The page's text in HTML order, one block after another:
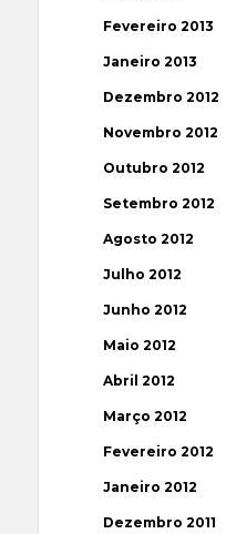
Fevereiro 2013
Janeiro 2013
Dezembro 2012
Novembro 2012
Outubro 2012
Setembro 2012
Agosto 2012
Julho 2012
Junho 2012
Maio 2012
Abril 2012
Março 2012
Fevereiro 2012
Janeiro 2012
Dezembro 2011